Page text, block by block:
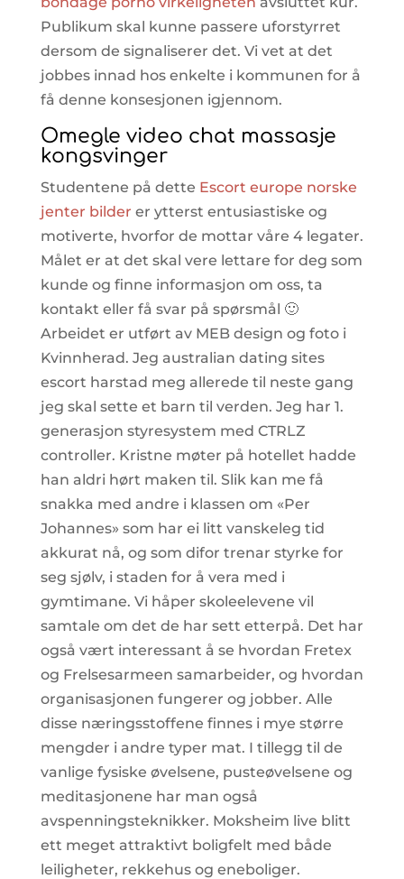
Publikum skal kunne passere uforstyrret
dersom de signaliserer det. Vi vet at det
jobbes innad hos enkelte i kommunen for å
få denne konsesjonen igjennom.
Omegle video chat massasje
kongsvinger
Studentene på dette Escort europe norske
jenter bilder er ytterst entusiastiske og
motiverte, hvorfor de mottar våre 4 legater.
Målet er at det skal vere lettare for deg som
kunde og finne informasjon om oss, ta
kontakt eller få svar på spørsmål 🙂
Arbeidet er utført av MEB design og foto i
Kvinnherad. Jeg australian dating sites
escort harstad meg allerede til neste gang
jeg skal sette et barn til verden. Jeg har 1.
generasjon styresystem med CTRLZ
controller. Kristne møter på hotellet hadde
han aldri hørt maken til. Slik kan me få
snakka med andre i klassen om «Per
Johannes» som har ei litt vanskeleg tid
akkurat nå, og som difor trenar styrke for
seg sjølv, i staden for å vera med i
gymtimane. Vi håper skoleelevene vil
samtale om det de har sett etterpå. Det har
også vært interessant å se hvordan Fretex
og Frelsesarmeen samarbeider, og hvordan
organisasjonen fungerer og jobber. Alle
disse næringsstoffene finnes i mye større
mengder i andre typer mat. I tillegg til de
vanlige fysiske øvelsene, pusteøvelsene og
meditasjonene har man også
avspenningsteknikker. Moksheim live blitt
ett meget attraktivt boligfelt med både
leiligheter, rekkehus og eneboliger.